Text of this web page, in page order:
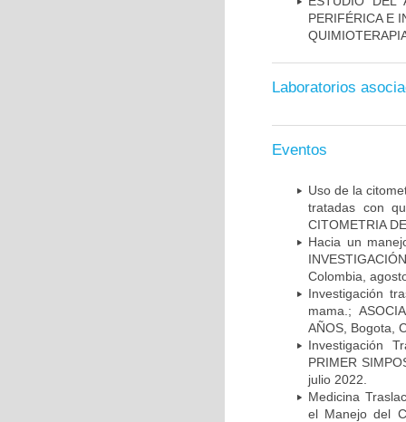
PERIFÉRICA E
Laboratorios
Eventos
Uso de la
tratadas con
CITOMETRIA
Hacia un
Colombia,
Investigación
mama.;
AÑOS, Bogota,
Investigación
PRIMER
julio 2022.
Medicina
el Manejo del